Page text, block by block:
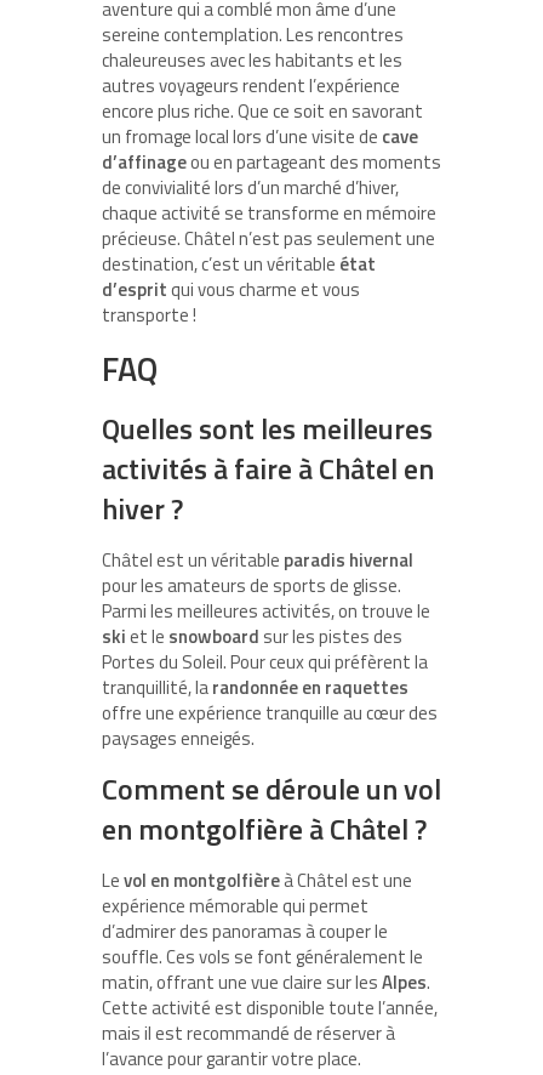
aventure qui a comblé mon âme d’une
sereine contemplation. Les rencontres
chaleureuses avec les habitants et les
autres voyageurs rendent l’expérience
encore plus riche. Que ce soit en savorant
un fromage local lors d’une visite de cave
d’affinageou en partageant des moments
de convivialité lors d’un marché d’hiver,
chaque activité se transforme en mémoire
précieuse. Châtel n’est pas seulement une
destination, c’est un véritable état
d’espritqui vous charme et vous
transporte !
FAQ
Quelles sont les meilleures
activités à faire à Châtel en
hiver ?
Châtel est un véritable paradis hivernal
pour les amateurs de sports de glisse.
Parmi les meilleures activités, on trouve le
skiet le snowboard sur les pistes des
Portes du Soleil. Pour ceux qui préfèrent la
tranquillité, larandonnée en raquettes
offre une expérience tranquille au cœur des
paysages enneigés.
Comment se déroule un vol
en montgolfière à Châtel ?
Levol en montgolfièreà Châtel est une
expérience mémorable qui permet
d’admirer des panoramas à couper le
souffle. Ces vols se font généralement le
matin, offrant une vue claire sur lesAlpes.
Cette activité est disponible toute l’année,
mais il est recommandé de réserver à
l’avance pour garantir votre place.